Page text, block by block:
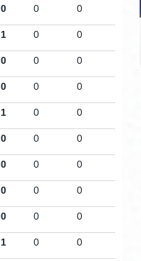
0 0 0
1 0 0
0 0 0
0 0 0
1 0 0
0 0 0
0 0 0
0 0 0
0 0 0
1 0 0